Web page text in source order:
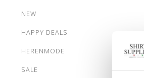
NEW
HAPPY DEALS
HERENMODE
SALE